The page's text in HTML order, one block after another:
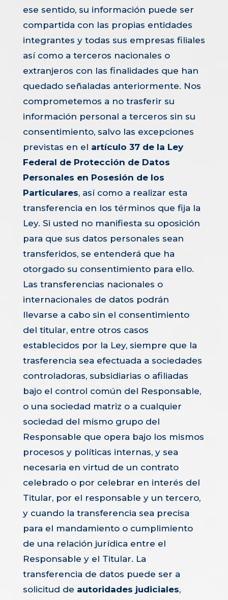
ese sentido, su información puede ser
compartida con las propias entidades
integrantes y todas sus empresas filiales
así como a terceros nacionales o
extranjeros con las finalidades que han
quedado señaladas anteriormente. Nos
comprometemos a no trasferir su
información personal a terceros sin su
consentimiento, salvo las excepciones
previstas en el artículo 37 de la Ley
Federal de Protección de Datos
Personales en Posesión de los
Particulares, así como a realizar esta
transferencia en los términos que fija la
Ley. Si usted no manifiesta su oposición
para que sus datos personales sean
transferidos, se entenderá que ha
otorgado su consentimiento para ello.
Las transferencias nacionales o
internacionales de datos podrán
llevarse a cabo sin el consentimiento
del titular, entre otros casos
establecidos por la Ley, siempre que la
trasferencia sea efectuada a sociedades
controladoras, subsidiarias o afiliadas
bajo el control común del Responsable,
o una sociedad matriz o a cualquier
sociedad del mismo grupo del
Responsable que opera bajo los mismos
procesos y políticas internas, y sea
necesaria en virtud de un contrato
celebrado o por celebrar en interés del
Titular, por el responsable y un tercero,
y cuando la transferencia sea precisa
para el mandamiento o cumplimiento
de una relación jurídica entre el
Responsable y el Titular. La
transferencia de datos puede ser a
solicitud de autoridades judiciales,